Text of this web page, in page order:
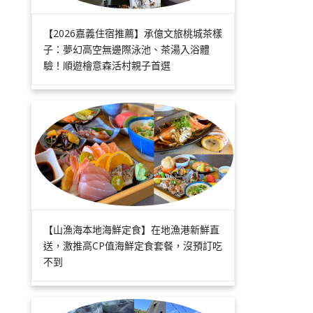
【2026嘉義住宿推薦】承億文旅桃城茶樣
子：夢幻高空無邊際泳池、茶湯入浴體
驗！順遊檜意森活村親子首選
【山漁海本地海鮮定食】在地漁港新鮮直
送，激推高CP值海鮮定食套餐，沒預訂吃
不到